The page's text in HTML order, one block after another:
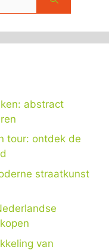
abstract
tour: ontdek de
straatkunst
van